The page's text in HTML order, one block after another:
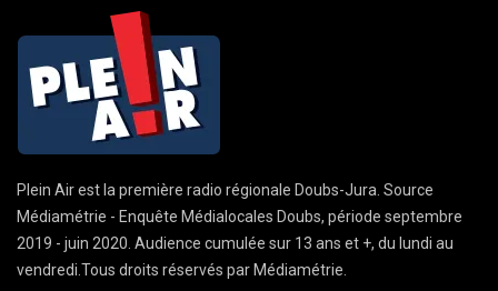
Plein Air est la première radio régionale Doubs-Jura. Source
Médiamétrie - Enquête Médialocales Doubs, période septembre
2019 - juin 2020. Audience cumulée sur 13 ans et +, du lundi au
vendredi.Tous droits réservés par Médiamétrie.